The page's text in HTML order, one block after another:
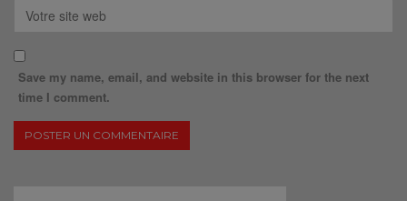
Save my name, email, and website in this browser for the next
time I comment.